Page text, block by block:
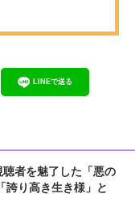
LINEで送る
者を魅了した「悪の
誇り高き生き様」と